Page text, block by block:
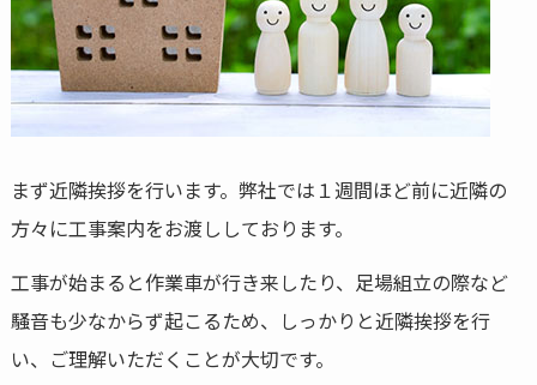
まず近隣挨拶を行います。弊社では１週間ほど前に近隣の
方々に工事案内をお渡ししております。
工事が始まると作業車が行き来したり、足場組立の際など
騒音も少なからず起こるため、しっかりと近隣挨拶を行
い、ご理解いただくことが大切です。